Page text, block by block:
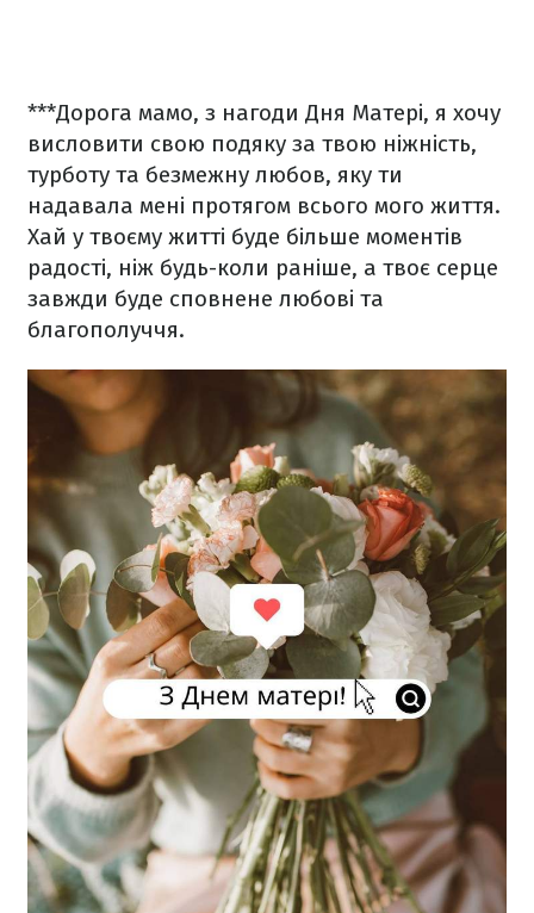
***Дорога мамо, з нагоди Дня Матері, я хочу
висловити свою подяку за твою ніжність,
турботу та безмежну любов, яку ти
надавала мені протягом всього мого життя.
Хай у твоєму житті буде більше моментів
радості, ніж будь-коли раніше, а твоє серце
завжди буде сповнене любові та
благополуччя.